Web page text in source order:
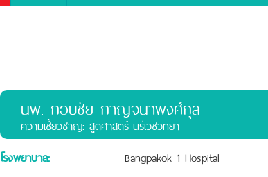
นพ. กอบชัย กาญจนาพงศ์กุล
ความเชี่ยวชาญ: สูติศาสตร์-นรีเวชวิทยา
โรงพยาบาล:
Bangpakok 1 Hospital